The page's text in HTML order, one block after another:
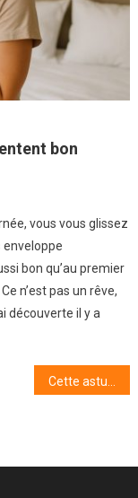
bon
vous vous glissez
bon qu’au premier
n’est pas un rêve,
découverte il y a
Cette astuce d’arrosage inversé garde les racines fraîches même à 35°C